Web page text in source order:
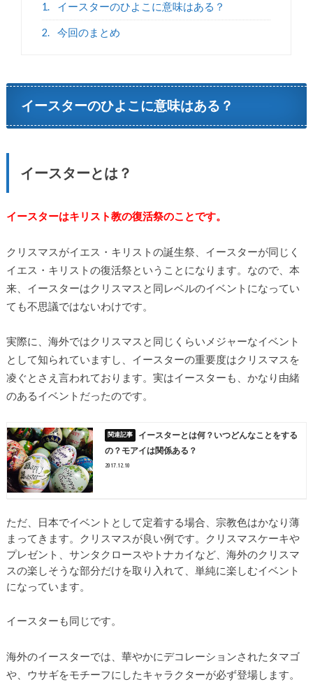
1. イースターのひよこに意味はある？
2. 今回のまとめ
イースターのひよこに意味はある？
イースターとは？
イースターはキリスト教の復活祭のことです。
クリスマスがイエス・キリストの誕生祭、イースターが同じく
イエス・キリストの復活祭ということになります。なので、本
来、イースターはクリスマスと同レベルのイベントになってい
ても不思議ではないわけです。
実際に、海外ではクリスマスと同じくらいメジャーなイベント
として知られていますし、イースターの重要度はクリスマスを
凌ぐとさえ言われております。実はイースターも、かなり由緒
のあるイベントだったのです。
イースターとは何？いつどんなことをする
の？モアイは関係ある？
2017.12.10
ただ、日本でイベントとして定着する場合、宗教色はかなり薄
まってきます。クリスマスが良い例です。クリスマスケーキや
プレゼント、サンタクロースやトナカイなど、海外のクリスマ
スの楽しそうな部分だけを取り入れて、単純に楽しむイベント
になっています。
イースターも同じです。
海外のイースターでは、華やかにデコレーションされたタマゴ
や、ウサギをモチーフにしたキャラクターが必ず登場します。